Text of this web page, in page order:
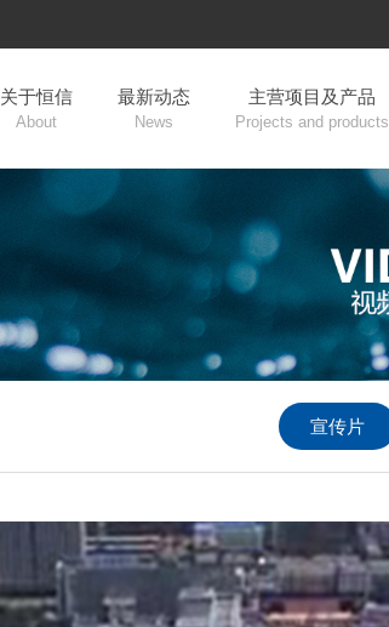
关于恒信
About
最新动态
News
主营项目及产品
Projects and products
宣传片